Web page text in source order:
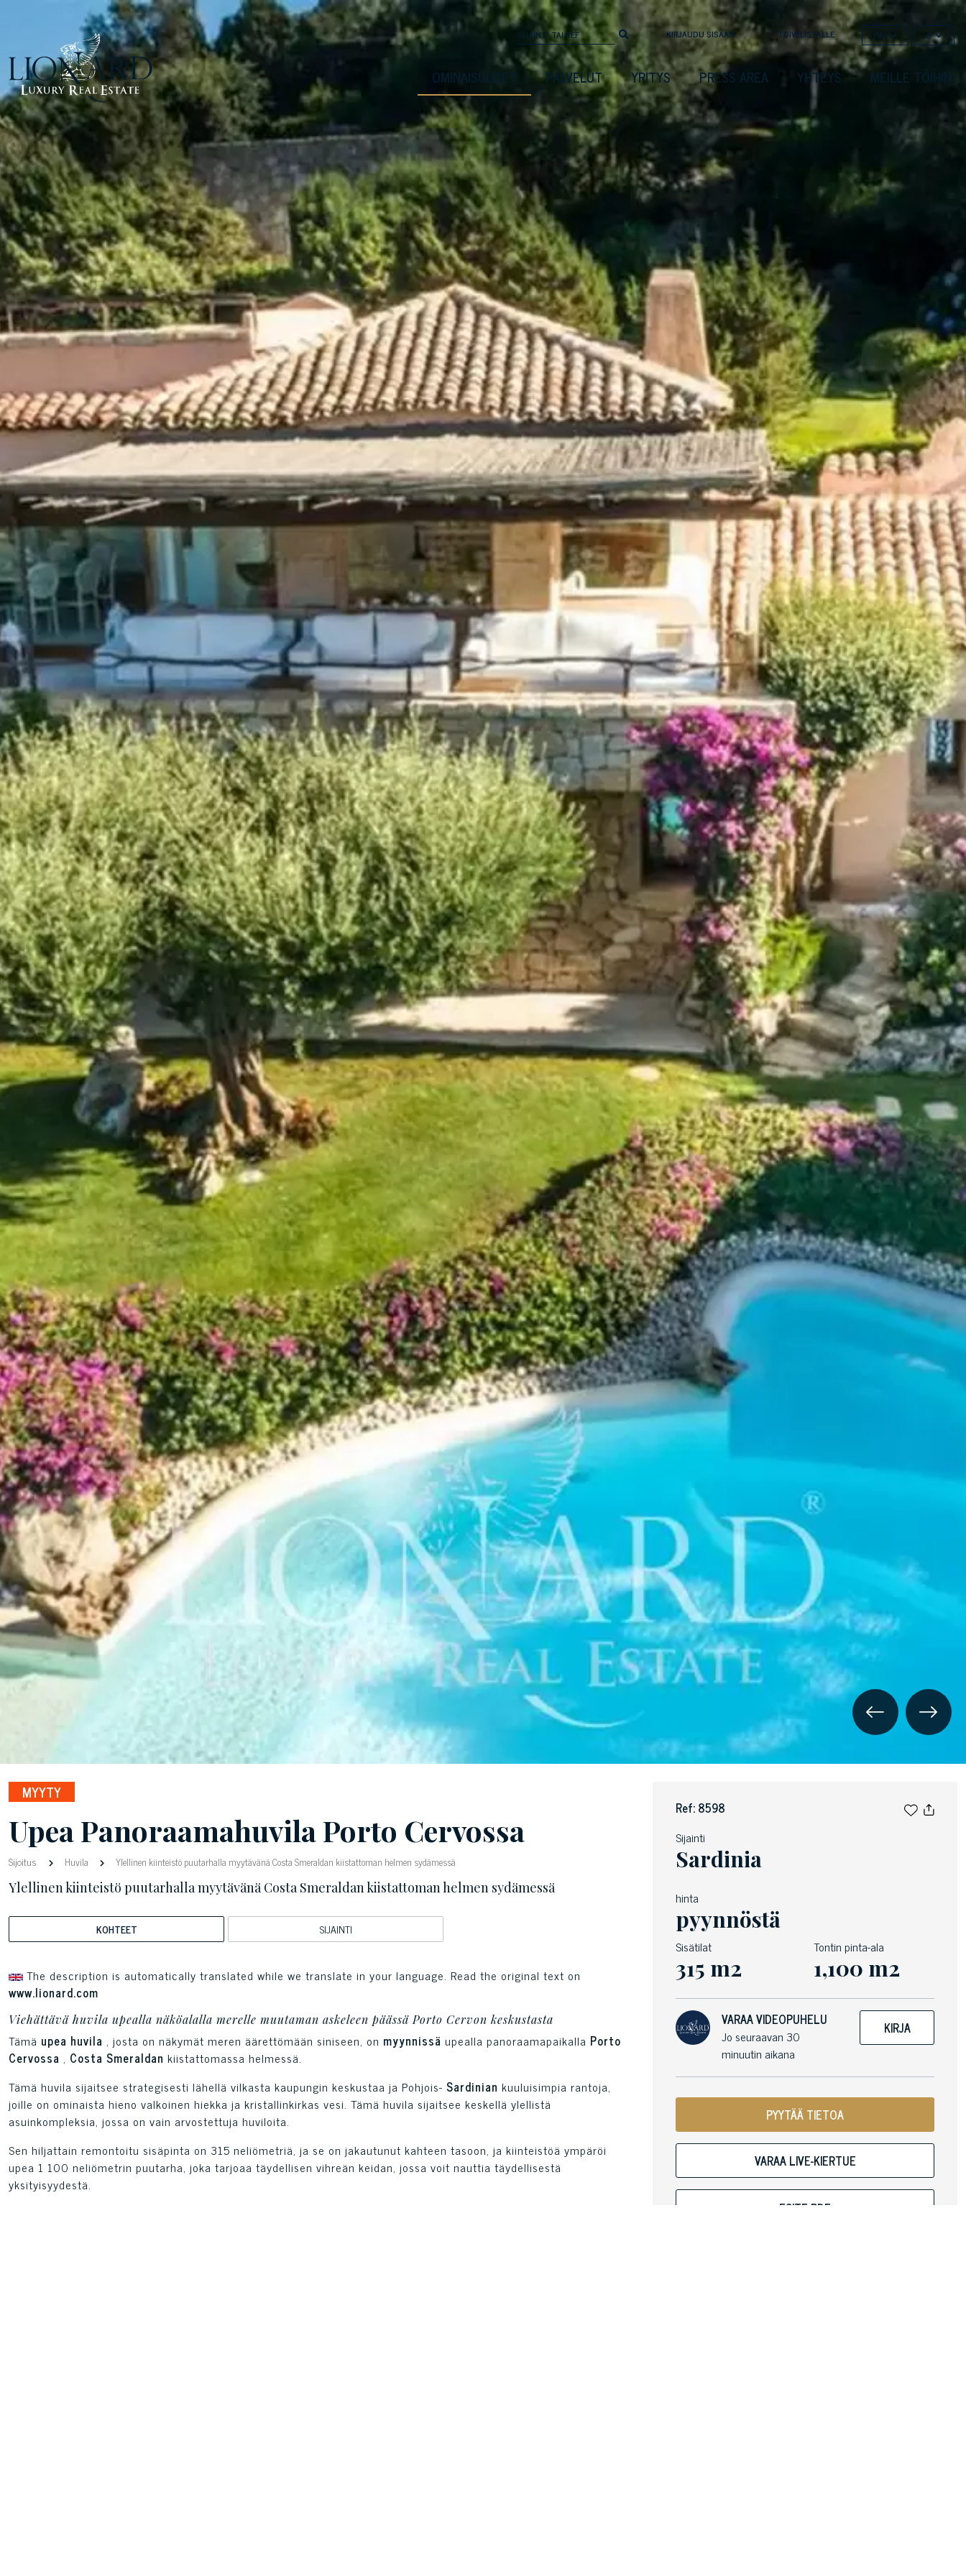
KIRJAUDU SISÄÄN TOIVELISTALLE FIN €
OMINAISUUDET PALVELUT YRITYS PRESS AREA YHTEYS MEILLE TÖIHIN
MYYTY
Upea Panoraamahuvila Porto Cervossa
Sijoitus Huvila Ylellinen kiinteistö puutarhalla myytävänä Costa Smeraldan kiistattoman helmen sydämessä
Ylellinen kiinteistö puutarhalla myytävänä Costa Smeraldan kiistattoman helmen sydämessä
KOHTEET SIJAINTI
The description is automatically translated while we translate in your language. Read the original text on
www.lionard.com
Viehättävä huvila upealla näköalalla merelle muutaman askeleen päässä Porto Cervon keskustasta
Tämä upea huvila , josta on näkymät meren äärettömään siniseen, on myynnissä upealla panoraamapaikalla Porto
Cervossa , Costa Smeraldan kiistattomassa helmessä.
Tämä huvila sijaitsee strategisesti lähellä vilkasta kaupungin keskustaa ja Pohjois- Sardinian kuuluisimpia rantoja,
joille on ominaista hieno valkoinen hiekka ja kristallinkirkas vesi. Tämä huvila sijaitsee keskellä ylellistä
asuinkompleksia, jossa on vain arvostettuja huviloita.
Sen hiljattain remontoitu sisäpinta on 315 neliömetriä, ja se on jakautunut kahteen tasoon, ja kiinteistöä ympäröi
upea 1 100 neliömetrin puutarha, joka tarjoaa täydellisen vihreän keidan, jossa voit nauttia täydellisestä
yksityisyydestä.
Ref: 8598
Sijainti
Sardinia
hinta
pyynnöstä
Sisätilat
315 m2
Tontin pinta-ala
1,100 m2
VARAA VIDEOPUHELU
Jo seuraavan 30
minuutin aikana
KIRJA
PYYTÄÄ TIETOA
VARAA LIVE-KIERTUE
ESITE PDF